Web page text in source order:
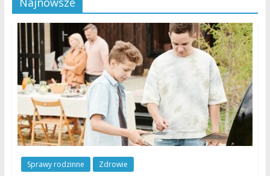
Sprawy rodzinne Zdrowie